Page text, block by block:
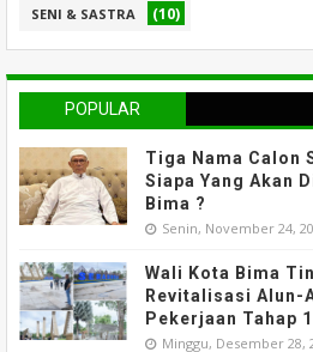
SENI & SASTRA (10)
POPULAR
Tiga Nama Calon
Siapa Yang Akan
Bima ?
Senin, November 24,
Wali Kota Bima
Revitalisasi Alun-
Pekerjaan Tahap
Minggu, Desember 28,